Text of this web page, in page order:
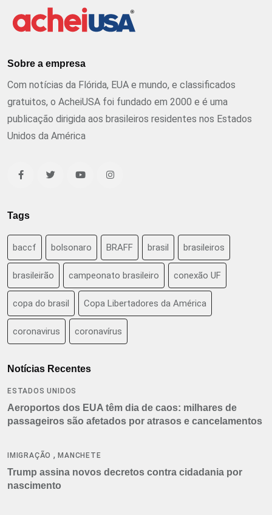
Sobre a empresa
Com notícias da Flórida, EUA e mundo, e classificados
gratuitos, o AcheiUSA foi fundado em 2000 e é uma
publicação dirigida aos brasileiros residentes nos Estados
Unidos da América
Tags
baccf bolsonaro BRAFF brasil brasileiros
brasileirão campeonato brasileiro conexão UF
copa do brasil Copa Libertadores da América
coronavirus coronavírus
Notícias Recentes
ESTADOS UNIDOS
Aeroportos dos EUA têm dia de caos: milhares de
passageiros são afetados por atrasos e cancelamentos
IMIGRAÇÃO ,MANCHETE
Trump assina novos decretos contra cidadania por
nascimento